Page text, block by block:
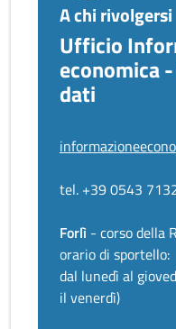
A chi rivolgersi
Ufficio
economica
dati
tel. +39 0543
Forlì - corso della
orario di sportello:
dal lunedì al
il venerdì)